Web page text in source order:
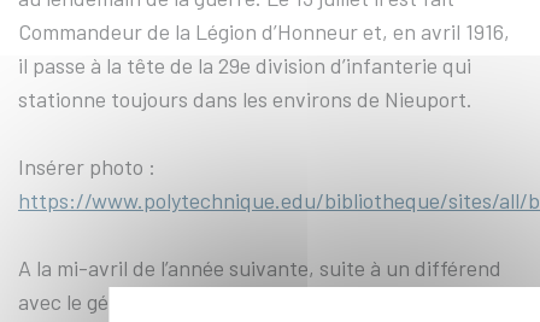
Commandeur de la Légion d’Honneur et, en avril 1916,
il passe à la tête de la 29e division d’infanterie qui
stationne toujours dans les environs de Nieuport.
Insérer photo :
https://www.polytechnique.edu/bibliotheque/sites/
A la mi-avril de l’année suivante, suite à un différend
avec le général Nollet, commandant du 35e corps